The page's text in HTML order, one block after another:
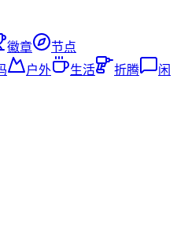
徽章
节点
户外 生活 折腾
闲